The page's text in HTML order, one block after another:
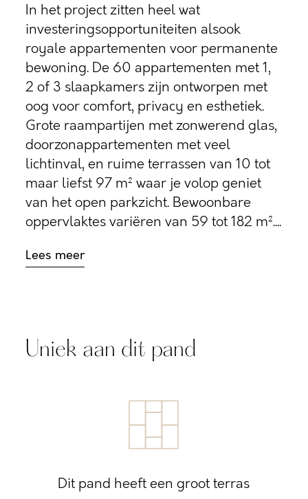
In het project zitten heel wat
investeringsopportuniteiten alsook
royale appartementen voor permanente
bewoning. De 60 appartementen met 1,
2 of 3 slaapkamers zijn ontworpen met
oog voor comfort, privacy en esthetiek.
Grote raampartijen met zonwerend glas,
doorzonappartementen met veel
lichtinval, en ruime terrassen van 10 tot
maar liefst 97 m² waar je volop geniet
van het open parkzicht. Bewoonbare
oppervlaktes variëren van 59 tot 182 m²....
Lees meer
Uniek aan dit pand
Dit pand heeft een groot terras